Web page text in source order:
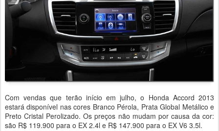
Com vendas que terão início em julho, o Honda Accord 2013
estará disponível nas cores Branco Pérola, Prata Global Metálico e
Preto Cristal Perolizado. Os preços não mudam por causa da cor:
são R$ 119.900 para o EX 2.4l e R$ 147.900 para o EX V6 3.5l.